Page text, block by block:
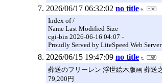
2026/06/17 06:32:02 no title
Index of /
Name Last Modified Size
cgi-bin 2026-06-16 04:07 -
Proudly Served by LiteSpeed Web
2026/06/15 19:47:09 no title
葬送のフリーレン 浮世絵木版画 葬送
79,200円